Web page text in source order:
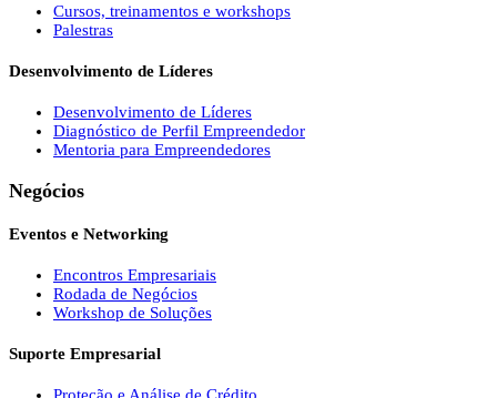
Cursos, treinamentos e workshops
Palestras
Desenvolvimento de Líderes
Desenvolvimento de Líderes
Diagnóstico de Perfil Empreendedor
Mentoria para Empreendedores
Negócios
Eventos e Networking
Encontros Empresariais
Rodada de Negócios
Workshop de Soluções
Suporte Empresarial
Proteção e Análise de Crédito